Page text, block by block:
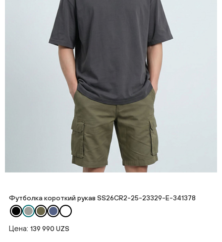
Футболка короткий рукав SS26CR2-25-23329-E-341378
Цена: 139 990 UZS